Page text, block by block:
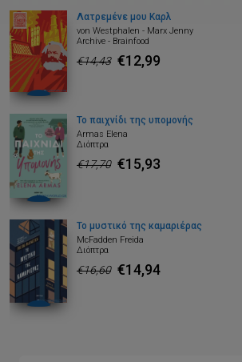
Λατρεμένε μου Καρλ
von Westphalen - Marx Jenny
Archive - Brainfood
€14,43 €12,99
Το παιχνίδι της υπομονής
Armas Elena
Διόπτρα
€17,70 €15,93
Το μυστικό της καμαριέρας
McFadden Freida
Διόπτρα
€16,60 €14,94